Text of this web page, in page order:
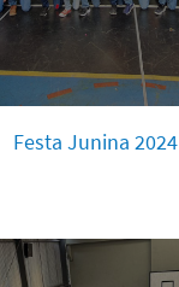
Festa Junina 2024